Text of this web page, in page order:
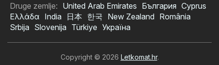
Druge zemlje: United Arab Emirates България Cyprus
Ελλάδα India 日本 한국 New Zealand România
Srbija Slovenija Türkiye Україна
Copyright © 2026 Letkomat.hr.